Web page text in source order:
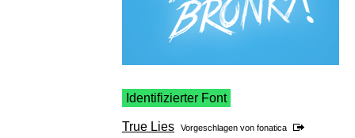
Identifizierter Font
True Lies Vorgeschlagen von fonatica